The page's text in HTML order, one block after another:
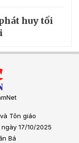
huy tối
Tôn giáo
17/10/2025
Bá